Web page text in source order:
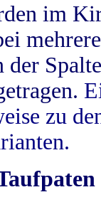
im
zu